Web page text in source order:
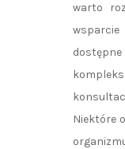
warto
Niektóre